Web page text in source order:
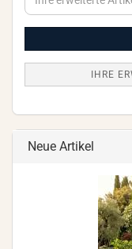
erweiterte
IHRE
Neue Artikel